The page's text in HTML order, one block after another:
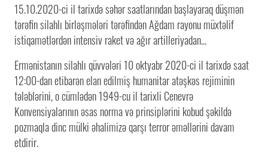
Ermənistanın silahlı qüvvələri 10 oktyabr 2020-ci il tarixdə saat
12:00-dan etibarən elan edilmiş humanitar atəşkəs rejiminin
tələblərini, o cümlədən 1949-cu il tarixli Cenevrə
Konvensiyalarının əsas norma və prinsiplərini kobud şəkildə
pozmaqla dinc mülki əhalimizə qarşı terror əməllərini davam
etdirir.
15.10.2020-ci il tarixdə səhər saatlarından başlayaraq düşmən
tərəfin silahlı birləşmələri tərəfindən Ağdam rayonu müxtəlif
istiqamətlərdən intensiv raket və ağır artilleriyadan...